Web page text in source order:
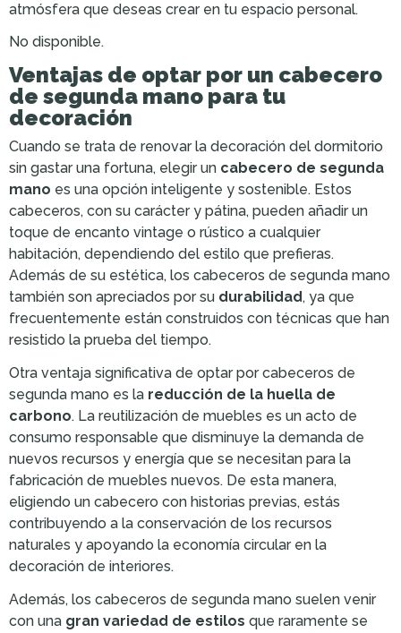
atmósfera que deseas crear en tu espacio personal.
No disponible.
Ventajas de optar por un cabecero
de segunda mano para tu
decoración
Cuando se trata de renovar la decoración del dormitorio
sin gastar una fortuna, elegir un cabecero de segunda
mano es una opción inteligente y sostenible. Estos
cabeceros, con su carácter y pátina, pueden añadir un
toque de encanto vintage o rústico a cualquier
habitación, dependiendo del estilo que prefieras.
Además de su estética, los cabeceros de segunda mano
también son apreciados por su durabilidad, ya que
frecuentemente están construidos con técnicas que han
resistido la prueba del tiempo.
Otra ventaja significativa de optar por cabeceros de
segunda mano es la reducción de la huella de
carbono. La reutilización de muebles es un acto de
consumo responsable que disminuye la demanda de
nuevos recursos y energía que se necesitan para la
fabricación de muebles nuevos. De esta manera,
eligiendo un cabecero con historias previas, estás
contribuyendo a la conservación de los recursos
naturales y apoyando la economía circular en la
decoración de interiores.
Además, los cabeceros de segunda mano suelen venir
con una gran variedad de estilos que raramente se